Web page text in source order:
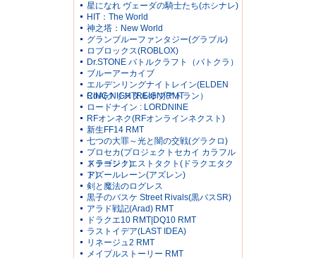
星になれ ヴェーダの騎士たち(ホシナレ)
HIT：The World
神之塔：New World
グランブルーファンタジー(グラブル)
ロブロックス(ROBLOX)
Dr.STONE バトルクラフト（バトクラ）
ブルーアーカイブ
エルデンリングナイトレイン(ELDEN
RING NIGHTREIGN)RMT
CoA(クリスタルオブアトラン）
ロードナイン : LORDNINE
RFオンネク(RFオンラインネクスト)
新生FF14 RMT
七つの大罪～光と闇の交戦(グラクロ)
プロセカ(プロジェクトセカイ カラフル
ステージ！)
ドラゴンクエストタクト(ドラクエタク
ト)
アズールレーン(アズレン)
剣と魔法のログレス
黒子のバスケ Street Rivals(黒バスSR)
アラド戦記(Arad) RMT
ドラクエ10 RMT|DQ10 RMT
ラストイデア(LAST IDEA)
リネージュ2 RMT
メイプルストーリー RMT